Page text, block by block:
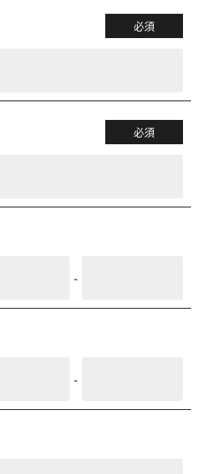
必須
必須
-
-